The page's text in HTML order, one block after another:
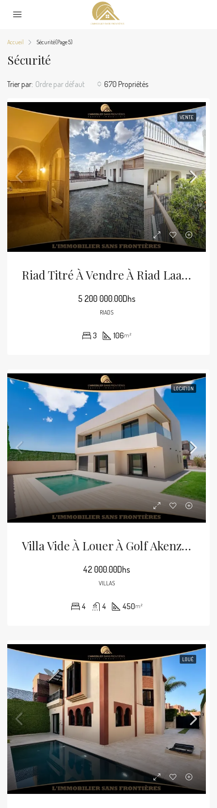
Accueil Sécurité(Page 5)
Sécurité
670 Propriétés
Trier par: Ordre par défaut
VENTE
Riad Titré À Vendre À Riad Laarous, Marrakech – 106 M² Avec Terrasse De 80 M²
5 200 000.00Dhs
RIADS
3 106m²
LOCATION
Villa Vide À Louer À Golf Akenza Avec Piscine Privée Et Vue Sur L’Atlas
42 000.00Dhs
VILLAS
4 4 450m²
LOUÉ